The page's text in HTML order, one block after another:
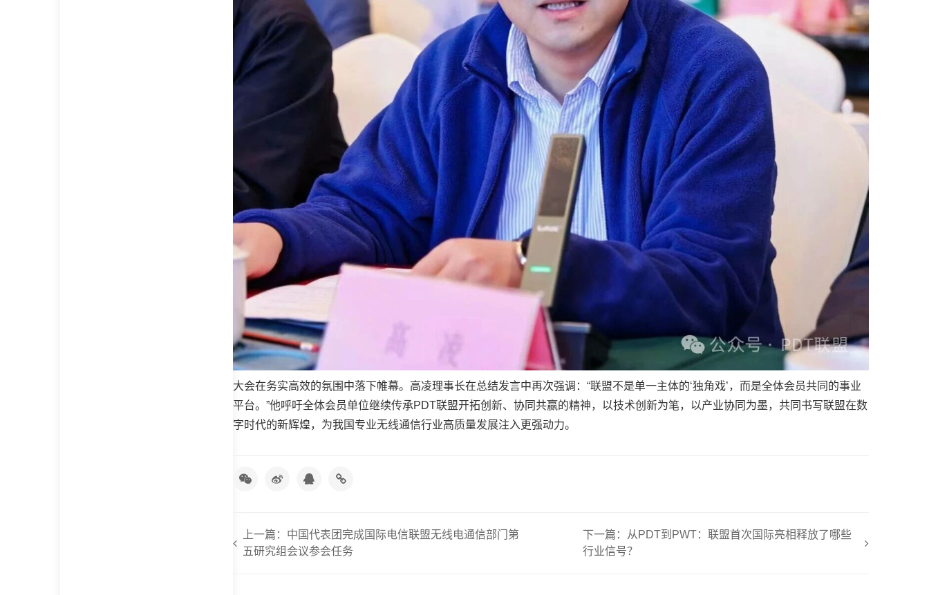
大会在务实高效的氛围中落下帷幕。高凌理事长在总结发言中再次强调：“联盟不是单一主体的‘独角戏’，而是全体会员共同的事业
平台。”他呼吁全体会员单位继续传承PDT联盟开拓创新、协同共赢的精神，以技术创新为笔，以产业协同为墨，共同书写联盟在数
字时代的新辉煌，为我国专业无线通信行业高质量发展注入更强动力。
上一篇：中国代表团完成国际电信联盟无线电通信部门第
五研究组会议参会任务
下一篇：从PDT到PWT：联盟首次国际亮相释放了哪些
行业信号？